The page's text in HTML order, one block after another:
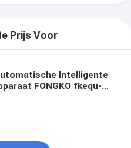
Prijs Voor
Intelligente
FONGKO fkequ-